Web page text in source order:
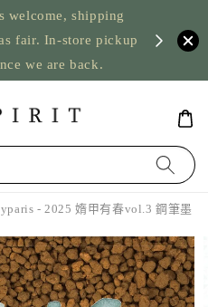
welcome, shipping
fair. In-store pickup
we are back.
US
- 2025 媠甲有春vol.3 鋼筆墨